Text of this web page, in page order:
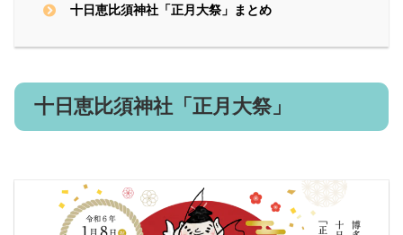
十日恵比須神社「正月大祭」まとめ
十日恵比須神社「正月大祭」